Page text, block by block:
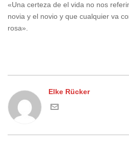
«Una certeza de el vida no nos
novia y el novio y que cualquier va
rosa».
Elke Rücker